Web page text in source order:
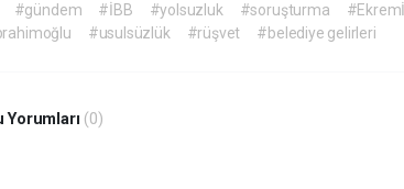
#gündem #İBB #yolsuzluk #soruşturma
#usulsüzlük #rüşvet #belediye gelirleri
Yorumları (0)